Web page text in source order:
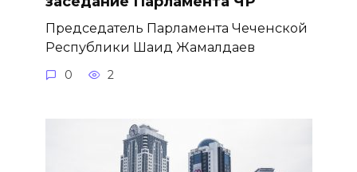
Председатель Парламента Чеченской
Республики Шаид Жамалдаев
0 2